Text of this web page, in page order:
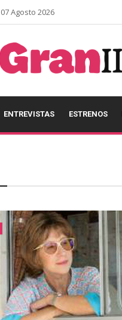
Agosto 2026
ENTREVISTAS ESTRENOS